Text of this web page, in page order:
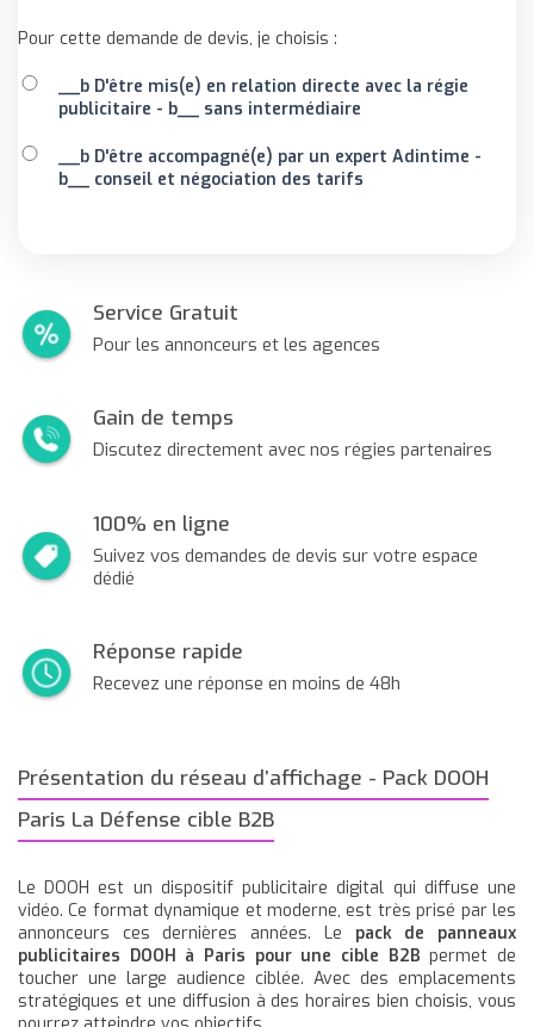
Pour cette demande de devis, je choisis :
__b D'être mis(e) en relation directe avec la régie
publicitaire - b__ sans intermédiaire
__b D'être accompagné(e) par un expert Adintime -
b__ conseil et négociation des tarifs
Service Gratuit
Pour les annonceurs et les agences
Gain de temps
Discutez directement avec nos régies partenaires
100% en ligne
Suivez vos demandes de devis sur votre espace
dédié
Réponse rapide
Recevez une réponse en moins de 48h
Présentation du réseau d’affichage - Pack DOOH
Paris La Défense cible B2B
Le DOOH est un dispositif publicitaire digital qui diffuse une
vidéo. Ce format dynamique et moderne, est très prisé par les
annonceurs ces dernières années. Le pack de panneaux
publicitaires DOOH à Paris pour une cible B2B permet de
toucher une large audience ciblée. Avec des emplacements
stratégiques et une diffusion à des horaires bien choisis, vous